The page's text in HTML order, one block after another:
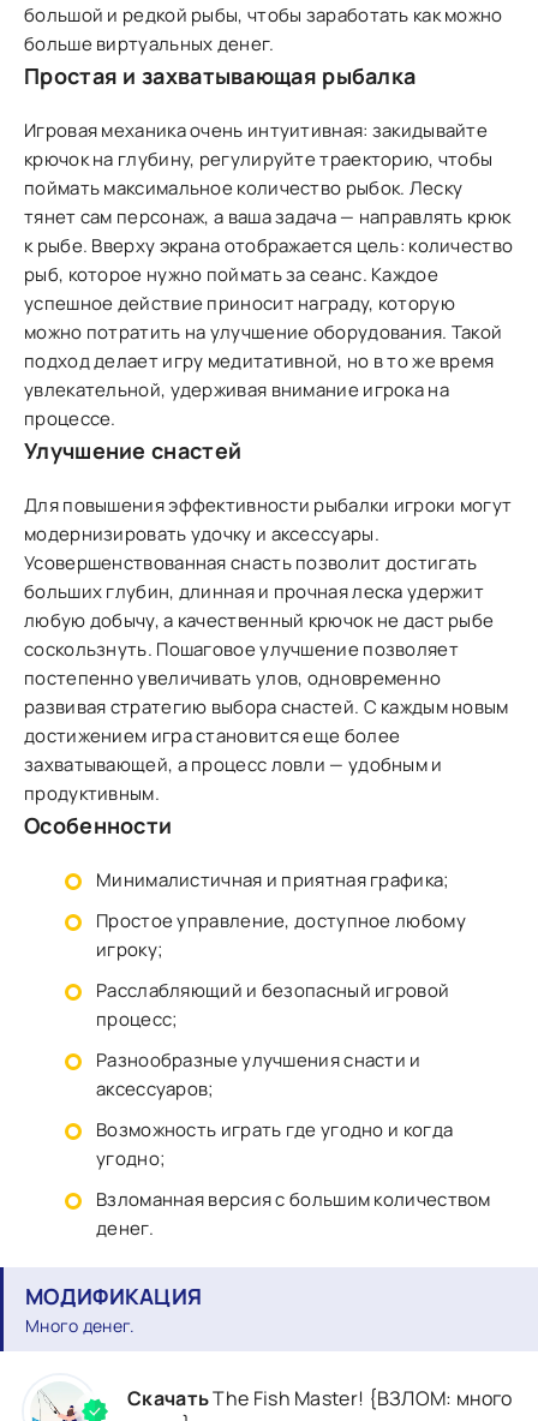
большой и редкой рыбы, чтобы заработать как можно
больше виртуальных денег.
Простая и захватывающая рыбалка
Игровая механика очень интуитивная: закидывайте
крючок на глубину, регулируйте траекторию, чтобы
поймать максимальное количество рыбок. Леску
тянет сам персонаж, а ваша задача — направлять крюк
к рыбе. Вверху экрана отображается цель: количество
рыб, которое нужно поймать за сеанс. Каждое
успешное действие приносит награду, которую
можно потратить на улучшение оборудования. Такой
подход делает игру медитативной, но в то же время
увлекательной, удерживая внимание игрока на
процессе.
Улучшение снастей
Для повышения эффективности рыбалки игроки могут
модернизировать удочку и аксессуары.
Усовершенствованная снасть позволит достигать
больших глубин, длинная и прочная леска удержит
любую добычу, а качественный крючок не даст рыбе
соскользнуть. Пошаговое улучшение позволяет
постепенно увеличивать улов, одновременно
развивая стратегию выбора снастей. С каждым новым
достижением игра становится еще более
захватывающей, а процесс ловли — удобным и
продуктивным.
Особенности
Минималистичная и приятная графика;
Простое управление, доступное любому
игроку;
Расслабляющий и безопасный игровой
процесс;
Разнообразные улучшения снасти и
аксессуаров;
Возможность играть где угодно и когда
угодно;
Взломанная версия с большим количеством
денег.
МОДИФИКАЦИЯ
Много денег.
СкачатьThe Fish Master! {ВЗЛОМ: много